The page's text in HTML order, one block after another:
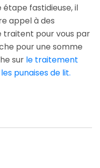
fastidieuse, il
appel à des
traitent pour vous par
pour une somme
sur le traitement
punaises de lit.